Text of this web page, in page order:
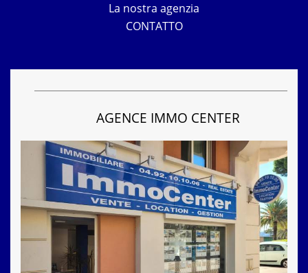
La nostra agenzia
CONTATTO
AGENCE IMMO CENTER